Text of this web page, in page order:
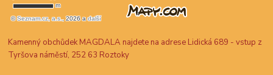
Kamenný obchůdek MAGDALA najdete na adrese Lidická 689 - vstup z
Tyršova náměstí, 252 63 Roztoky